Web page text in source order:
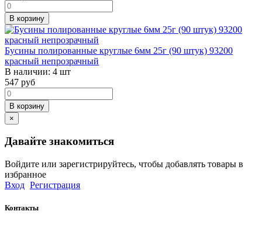
В корзину
Бусины полированные круглые 6мм 25г (90 штук) 93200
красный непрозрачный
В наличии: 4 шт
547 руб
В корзину
×
Давайте знакомиться
Войдите или зарегистрируйтесь, чтобы добавлять товары в
избранное
Вход Регистрация
Контакты